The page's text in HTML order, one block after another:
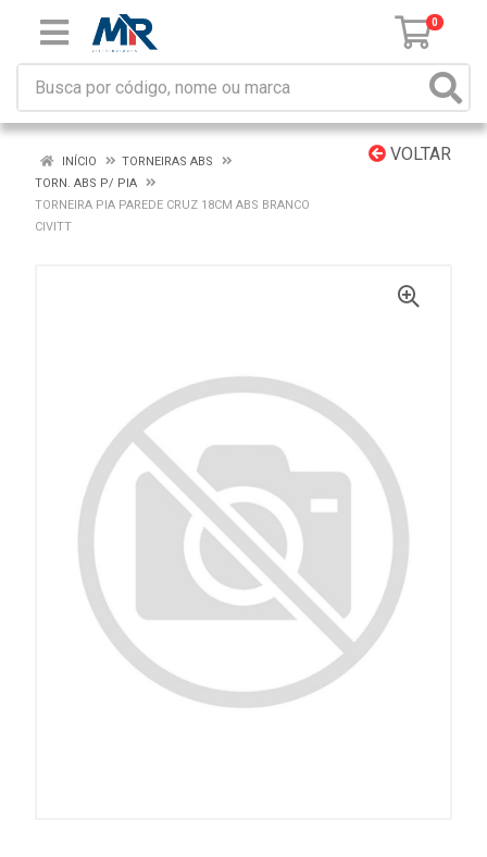
0
VOLTAR
INÍCIO
TORNEIRAS ABS
TORN. ABS P/ PIA
TORNEIRA PIA PAREDE CRUZ 18CM ABS BRANCO
CIVITT